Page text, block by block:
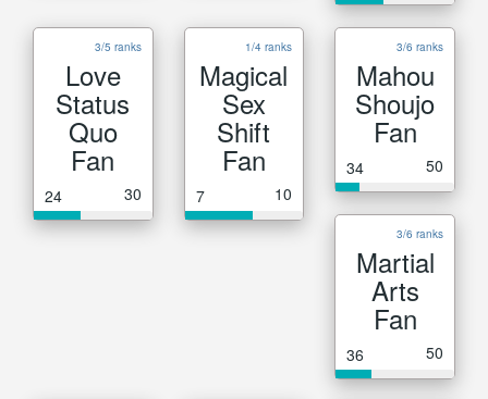
3/5 ranks
Love
Status
Quo
Fan
24 30
1/4 ranks
Magical
Sex
Shift
Fan
7 10
3/6 ranks
Mahou
Shoujo
Fan
34 50
3/6 ranks
Martial
Arts
Fan
36 50